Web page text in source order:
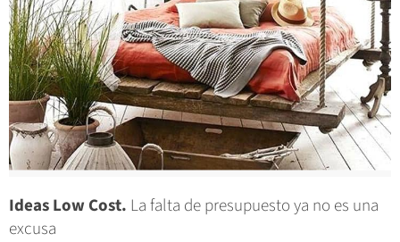
Ideas Low Cost. La falta de presupuesto ya no es una
excusa